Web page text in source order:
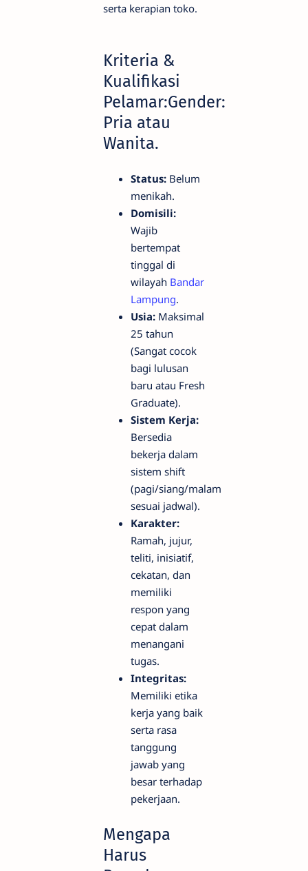
serta kerapian toko.
Kriteria &
Kualifikasi
Pelamar:Gender:
Pria atau
Wanita.
Status: Belum
menikah.
Domisili:
Wajib
bertempat
tinggal di
wilayah Bandar
Lampung.
Usia: Maksimal
25 tahun
(Sangat cocok
bagi lulusan
baru atau Fresh
Graduate).
Sistem Kerja:
Bersedia
bekerja dalam
sistem shift
(pagi/siang/malam
sesuai jadwal).
Karakter:
Ramah, jujur,
teliti, inisiatif,
cekatan, dan
memiliki
respon yang
cepat dalam
menangani
tugas.
Integritas:
Memiliki etika
kerja yang baik
serta rasa
tanggung
jawab yang
besar terhadap
pekerjaan.
Mengapa
Harus